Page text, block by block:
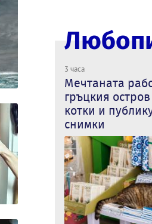
3 часа
Мечтаната
гръцкия
котки и
снимки